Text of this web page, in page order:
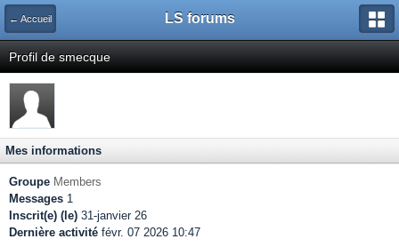
← Accueil LS forums
Profil de smecque
Mes informations
Groupe Members
Messages 1
Inscrit(e) (le) 31-janvier 26
Dernière activité févr. 07 2026 10:47